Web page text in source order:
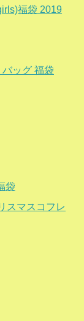
福袋 2019
ッグ 福袋
袋
スマスコフレ